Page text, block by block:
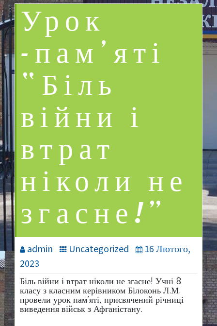
Урок
-пам’яті
“Біль
війни і
втрат
ніколи не
згасне!”
admin Uncategorized
16 Лютого,
2023
Біль війни і втрат ніколи не згасне! Учні 8
класу з класним керівником Білоконь Л.М.
провели урок пам’яті, присвячений річниці
виведення військ з Афганістану.